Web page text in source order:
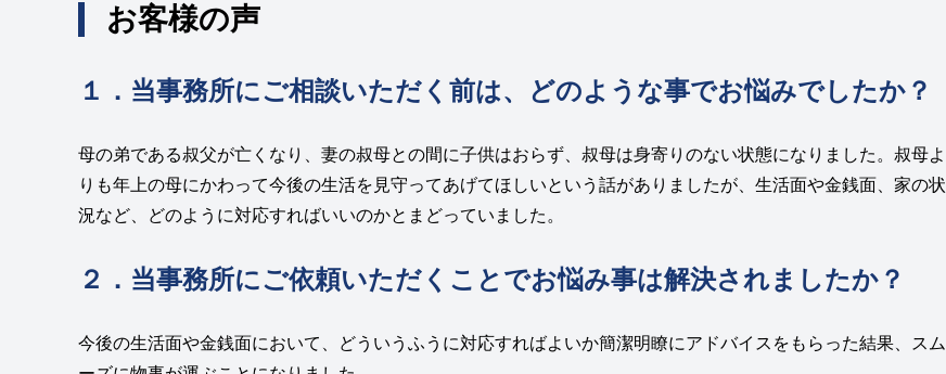
お客様の声
１．当事務所にご相談いただく前は、どのような事でお悩みでしたか？
母の弟である叔父が亡くなり、妻の叔母との間に子供はおらず、叔母は身寄りのない状態になりました。叔母よ
りも年上の母にかわって今後の生活を見守ってあげてほしいという話がありましたが、生活面や金銭面、家の状
況など、どのように対応すればいいのかとまどっていました。
２．当事務所にご依頼いただくことでお悩み事は解決されましたか？
今後の生活面や金銭面において、どういうふうに対応すればよいか簡潔明瞭にアドバイスをもらった結果、スム